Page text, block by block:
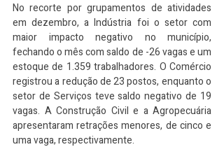
No recorte por grupamentos de atividades
em dezembro, a Indústria foi o setor com
maior impacto negativo no município,
fechando o mês com saldo de -26 vagas e um
estoque de 1.359 trabalhadores. O Comércio
registrou a redução de 23 postos, enquanto o
setor de Serviços teve saldo negativo de 19
vagas. A Construção Civil e a Agropecuária
apresentaram retrações menores, de cinco e
uma vaga, respectivamente.